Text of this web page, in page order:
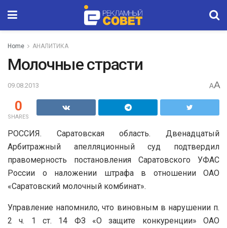
Home АНАЛИТИКА
Молочные страсти
09.08.2013 AA
0
SHARES
РОССИЯ. Саратовская область. Двенадцатый
Арбитражный апелляционный суд подтвердил
правомерность постановления Саратовского УФАС
России о наложении штрафа в отношении ОАО
«Саратовский молочный комбинат».
Управление напомнило, что виновным в нарушении п.
2 ч. 1 ст. 14 ФЗ «О защите конкуренции» ОАО